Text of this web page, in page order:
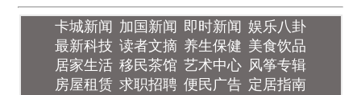
卡城新闻 加国新闻 即时新闻 娱乐八卦
最新科技 读者文摘 养生保健 美食饮品
居家生活 移民茶馆 艺术中心 风筝专辑
房屋租赁 求职招聘 便民广告 定居指南